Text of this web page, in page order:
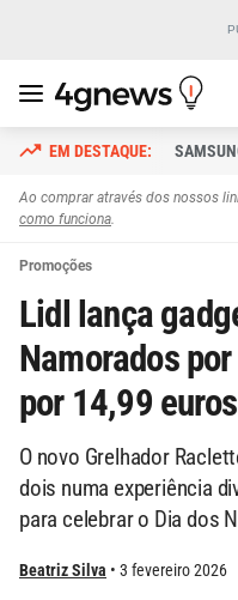
Ao comprar através dos nossos
como funciona.
Promoções
Lidl lança
Namorados
por 14,99 euros
O novo Grelhador
dois numa experiência
para celebrar o Dia dos
Beatriz Silva 3 fevereiro 2026